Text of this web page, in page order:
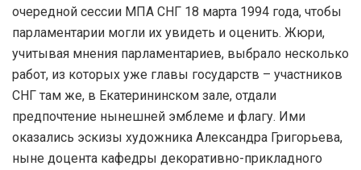
очередной сессии МПА СНГ 18 марта 1994 года, чтобы
парламентарии могли их увидеть и оценить. Жюри,
учитывая мнения парламентариев, выбрало несколько
работ, из которых уже главы государств – участников
СНГ там же, в Екатерининском зале, отдали
предпочтение нынешней эмблеме и флагу. Ими
оказались эскизы художника Александра Григорьева,
ныне доцента кафедры декоративно-прикладного